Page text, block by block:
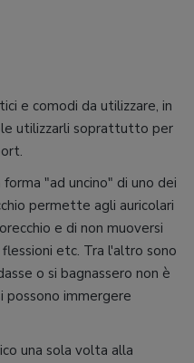
e comodi da utilizzare, in
utilizzarli soprattutto per
"ad uncino" di uno dei
permette agli auricolari
e di non muoversi
etc. Tra l'altro sono
o si bagnassero non è
possono immergere
una sola volta alla